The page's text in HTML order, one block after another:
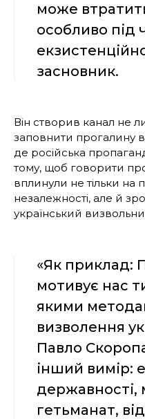
може
особливо під
засновник.
Він створив канал не
заповнити прогалину
де російська
тому, щоб говорити про
вплинули не тільки на
незалежності, але й
український
«Як приклад:
мотивує нас
якими
визволення
Павло
інший вимір:
державності,
гетьманат,